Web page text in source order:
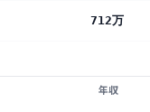
712万
年収